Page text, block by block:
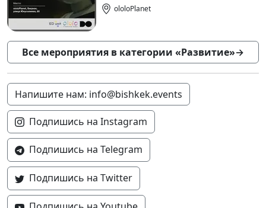
ololoPlanet
Все мероприятия в категории «Развитие»→
Напишите нам: info@bishkek.events
Подпишись на Instagram
Подпишись на Telegram
Подпишись на Twitter